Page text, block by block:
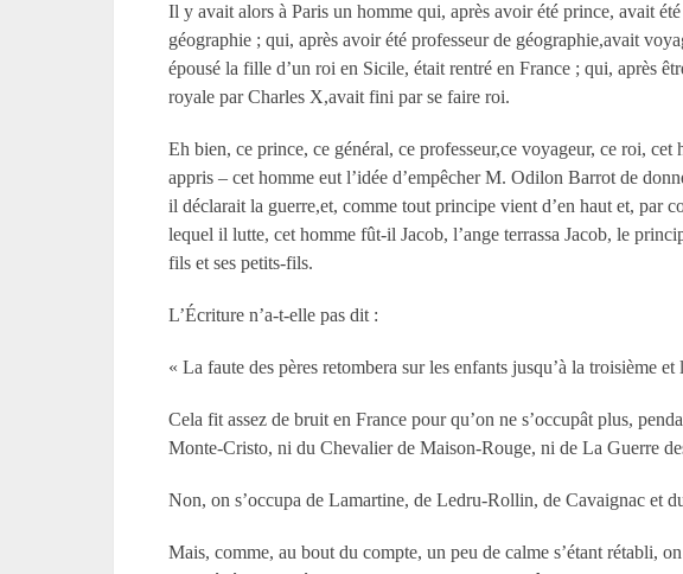
Il y avait alors à Paris un homme qui, après avoir été prince, avait
géographie ; qui, après avoir été professeur de géographie,avait
épousé la fille d’un roi en Sicile, était rentré en France ; qui, après
royale par Charles X,avait fini par se faire roi.
Eh bien, ce prince, ce général, ce professeur,ce voyageur, ce roi,
appris – cet homme eut l’idée d’empêcher M. Odilon Barrot de
il déclarait la guerre,et, comme tout principe vient d’en haut et, par
lequel il lutte, cet homme fût-il Jacob, l’ange terrassa Jacob, le
fils et ses petits-fils.
L’Écriture n’a-t-elle pas dit :
« La faute des pères retombera sur les enfants jusqu’à la troisième
Cela fit assez de bruit en France pour qu’on ne s’occupât plus,
Monte-Cristo, ni du Chevalier de Maison-Rouge, ni de La Guerre
Non, on s’occupa de Lamartine, de Ledru-Rollin, de Cavaignac et
Mais, comme, au bout du compte, un peu de calme s’étant rétabli,